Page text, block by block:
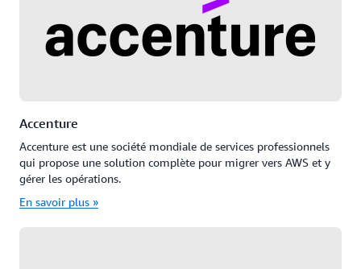
Accenture
Accenture est une société mondiale de services professionnels
qui propose une solution complète pour migrer vers AWS et y
gérer les opérations.
En savoir plus »